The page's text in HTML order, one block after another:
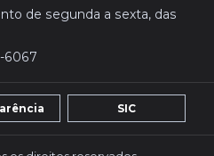
de segunda a sexta, das
6067
SIC